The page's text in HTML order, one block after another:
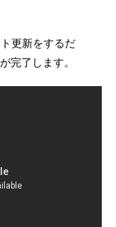
更新をするだ
完了します。